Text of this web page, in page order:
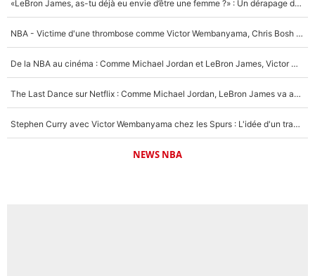
«LeBron James, as-tu déjà eu envie d’être une femme ?» : Un dérapage de Donald Trump sur la superstar de la NBA refait surface
NBA - Victime d'une thrombose comme Victor Wembanyama, Chris Bosh prévient le Français des risques sur sa santé : «J’ai failli mourir sur le coup et j’ai été ramené à la vie»
De la NBA au cinéma : Comme Michael Jordan et LeBron James, Victor Wembanyama rêve d'une carrière d'acteur !
The Last Dance sur Netflix : Comme Michael Jordan, LeBron James va avoir le droit à sa série !
Stephen Curry avec Victor Wembanyama chez les Spurs : L'idée d'un trade historique est lancée en NBA !
NEWS NBA